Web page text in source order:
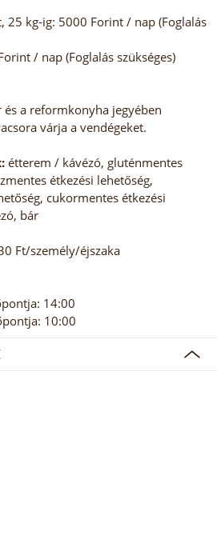
25 kg-ig: 5000 Forint / nap (Foglalás
/ nap (Foglalás szükséges)
a reformkonyha jegyében
várja a vendégeket.
étterem / kávézó, gluténmentes
étkezési lehetőség,
cukormentes étkezési
bár
Ft/személy/éjszaka
14:00
10:00